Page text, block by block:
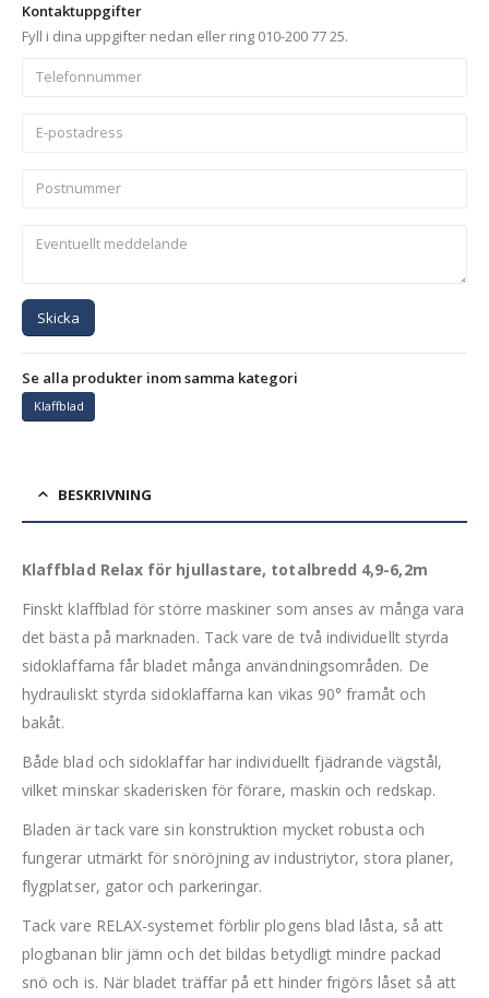
Kontaktuppgifter
Fyll i dina uppgifter nedan eller ring 010-200 77 25.
Skicka
Se alla produkter inom samma kategori
Klaffblad
BESKRIVNING
Klaffblad Relax för hjullastare, totalbredd 4,9-6,2m
Finskt klaffblad för större maskiner som anses av många vara
det bästa på marknaden. Tack vare de två individuellt styrda
sidoklaffarna får bladet många användningsområden. De
hydrauliskt styrda sidoklaffarna kan vikas 90° framåt och
bakåt.
Både blad och sidoklaffar har individuellt fjädrande vägstål,
vilket minskar skaderisken för förare, maskin och redskap.
Bladen är tack vare sin konstruktion mycket robusta och
fungerar utmärkt för snöröjning av industriytor, stora planer,
flygplatser, gator och parkeringar.
Tack vare RELAX-systemet förblir plogens blad låsta, så att
plogbanan blir jämn och det bildas betydligt mindre packad
snö och is. När bladet träffar på ett hinder frigörs låset så att